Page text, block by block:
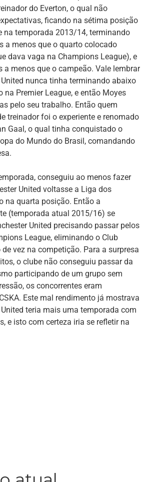
do Everton, o qual não
ficando na sétima posição
na temporada 2013/14, terminando
a menos que o quarto colocado
dava vaga na Champions League), e
a menos que o campeão. Vale lembrar
nunca tinha terminando abaixo
na Premier League, e então Moyes
pelo seu trabalho. Então quem
treinador foi o experiente e renomado
Gaal, o qual tinha conquistado o
do Mundo do Brasil, comandando
conseguiu ao menos fazer
United voltasse a Liga dos
na quarta posição. Então a
(temporada atual 2015/16) se
United precisando passar pelos
League, eliminando o Club
de vez na competição. Para a surpresa
o clube não conseguiu passar da
participando de um grupo sem
os concorrentes eram
Este mal rendimento já mostrava
teria mais uma temporada com
e isto com certeza iria se refletir na